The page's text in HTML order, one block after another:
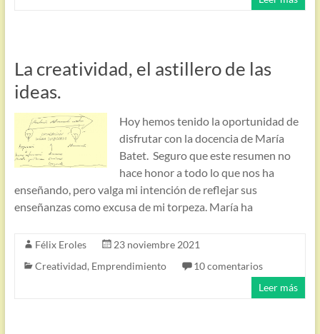
La creatividad, el astillero de las
ideas.
Hoy hemos tenido la oportunidad de
disfrutar con la docencia de María
Batet. Seguro que este resumen no
hace honor a todo lo que nos ha
enseñando, pero valga mi intención de reflejar sus
enseñanzas como excusa de mi torpeza. María ha
Félix Eroles
23 noviembre 2021
Creatividad, Emprendimiento
10 comentarios
Leer más